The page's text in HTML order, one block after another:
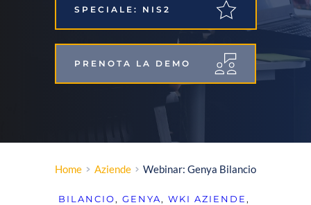
SPECIALE: NIS2
PRENOTA LA DEMO
Home Aziende Webinar: Genya Bilancio
BILANCIO, GENYA, WKI AZIENDE